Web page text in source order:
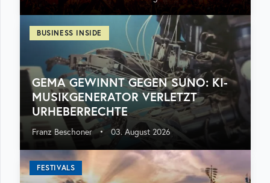
BUSINESS INSIDE
GEMA GEWINNT GEGEN SUNO: KI-
MUSIKGENERATOR VERLETZT
URHEBERRECHTE
Franz Beschoner • 03. August 2026
FESTIVALS